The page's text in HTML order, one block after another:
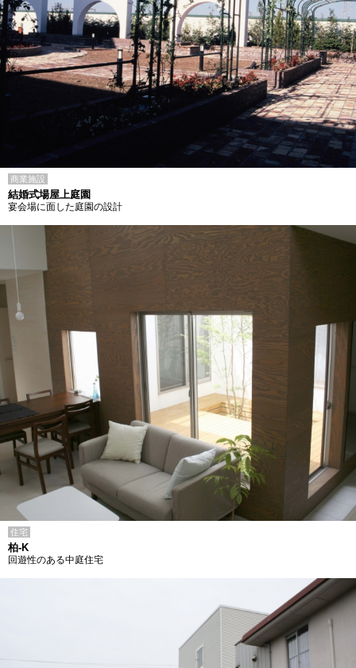
商業施設
結婚式場屋上庭園
宴会場に面した庭園の設計
住宅
柏-K
回遊性のある中庭住宅